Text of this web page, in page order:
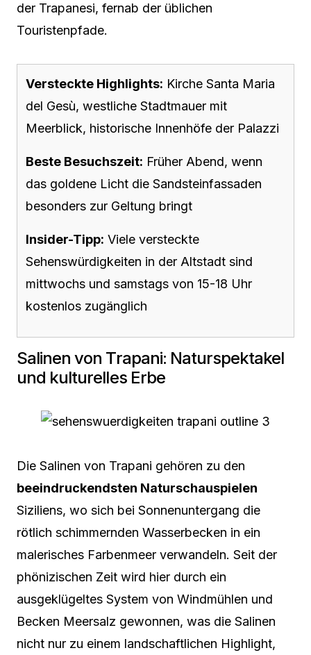
der Trapanesi, fernab der üblichen
Touristenpfade.
Versteckte Highlights: Kirche Santa Maria
del Gesù, westliche Stadtmauer mit
Meerblick, historische Innenhöfe der Palazzi
Beste Besuchszeit: Früher Abend, wenn
das goldene Licht die Sandsteinfassaden
besonders zur Geltung bringt
Insider-Tipp: Viele versteckte
Sehenswürdigkeiten in der Altstadt sind
mittwochs und samstags von 15-18 Uhr
kostenlos zugänglich
Salinen von Trapani: Naturspektakel
und kulturelles Erbe
Die Salinen von Trapani gehören zu den
beeindruckendsten Naturschauspielen
Siziliens, wo sich bei Sonnenuntergang die
rötlich schimmernden Wasserbecken in ein
malerisches Farbenmeer verwandeln. Seit der
phönizischen Zeit wird hier durch ein
ausgeklügeltes System von Windmühlen und
Becken Meersalz gewonnen, was die Salinen
nicht nur zu einem landschaftlichen Highlight,